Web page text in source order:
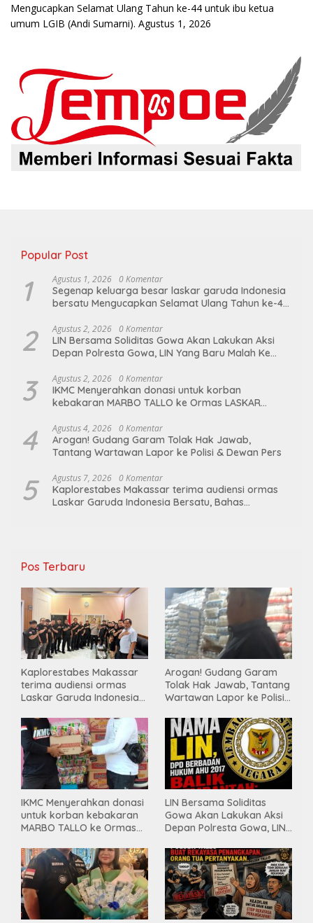
Mengucapkan Selamat Ulang Tahun ke-44 untuk ibu ketua
umum LGIB (Andi Sumarni). Agustus 1, 2026
Popular Post
1 Agustus 1, 2026 0 Komentar
Segenap keluarga besar laskar garuda Indonesia
bersatu Mengucapkan Selamat Ulang Tahun ke-44
2 Agustus 2, 2026 0 Komentar
LIN Bersama Soliditas Gowa Akan Lakukan Aksi
Depan Polresta Gowa, LIN Yang Baru Malah Ke
3 Agustus 2, 2026 0 Komentar
IKMC Menyerahkan donasi untuk korban
kebakaran MARBO TALLO ke Ormas LASKAR
4 Agustus 4, 2026 0 Komentar
Arogan! Gudang Garam Tolak Hak Jawab,
Tantang Wartawan Lapor ke Polisi & Dewan Pers
5 Agustus 7, 2026 0 Komentar
Kaplorestabes Makassar terima audiensi ormas
Laskar Garuda Indonesia Bersatu, Bahas
Pos Terbaru
Kaplorestabes Makassar
terima audiensi ormas
Laskar Garuda Indonesia
hingga kegiatan sosial.
Arogan! Gudang Garam
Tolak Hak Jawab, Tantang
Wartawan Lapor ke Polisi
IKMC Menyerahkan donasi
untuk korban kebakaran
MARBO TALLO ke Ormas
INDONESIA BERSATU
LIN Bersama Soliditas
Gowa Akan Lakukan Aksi
Depan Polresta Gowa, LIN
Ge’eran Nama
Lembaganya Di Catut